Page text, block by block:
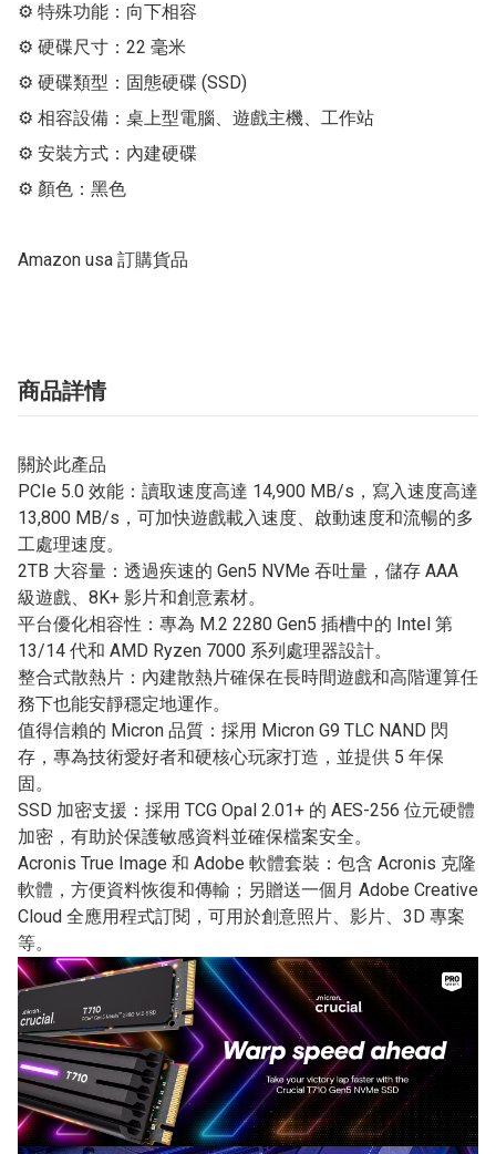
⚙ 特殊功能：向下相容
⚙ 硬碟尺寸：22 毫米
⚙ 硬碟類型：固態硬碟 (SSD)
⚙ 相容設備：桌上型電腦、遊戲主機、工作站
⚙ 安裝方式：內建硬碟
⚙ 顏色：黑色
Amazon usa 訂購貨品
商品詳情
關於此產品
PCIe 5.0 效能：讀取速度高達 14,900 MB/s，寫入速度高達
13,800 MB/s，可加快遊戲載入速度、啟動速度和流暢的多
工處理速度。
2TB 大容量：透過疾速的 Gen5 NVMe 吞吐量，儲存 AAA
級遊戲、8K+ 影片和創意素材。
平台優化相容性：專為 M.2 2280 Gen5 插槽中的 Intel 第
13/14 代和 AMD Ryzen 7000 系列處理器設計。
整合式散熱片：內建散熱片確保在長時間遊戲和高階運算任
務下也能安靜穩定地運作。
值得信賴的 Micron 品質：採用 Micron G9 TLC NAND 閃
存，專為技術愛好者和硬核心玩家打造，並提供 5 年保
固。
SSD 加密支援：採用 TCG Opal 2.01+ 的 AES-256 位元硬體
加密，有助於保護敏感資料並確保檔案安全。
Acronis True Image 和 Adob​​e 軟體套裝：包含 Acronis 克隆
軟體，方便資料恢復和傳輸；另贈送一個月 Adob​​e Creative
Cloud 全應用程式訂閱，可用於創意照片、影片、3D 專案
等。